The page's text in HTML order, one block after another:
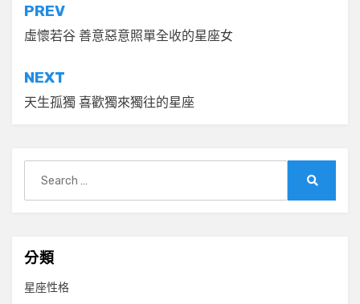
文
章
導
覽
PREV
虛懷若谷 善意惡意照單全收的星座女
NEXT
天生孤獨 喜歡獨來獨往的星座
for:
分類
星座性格